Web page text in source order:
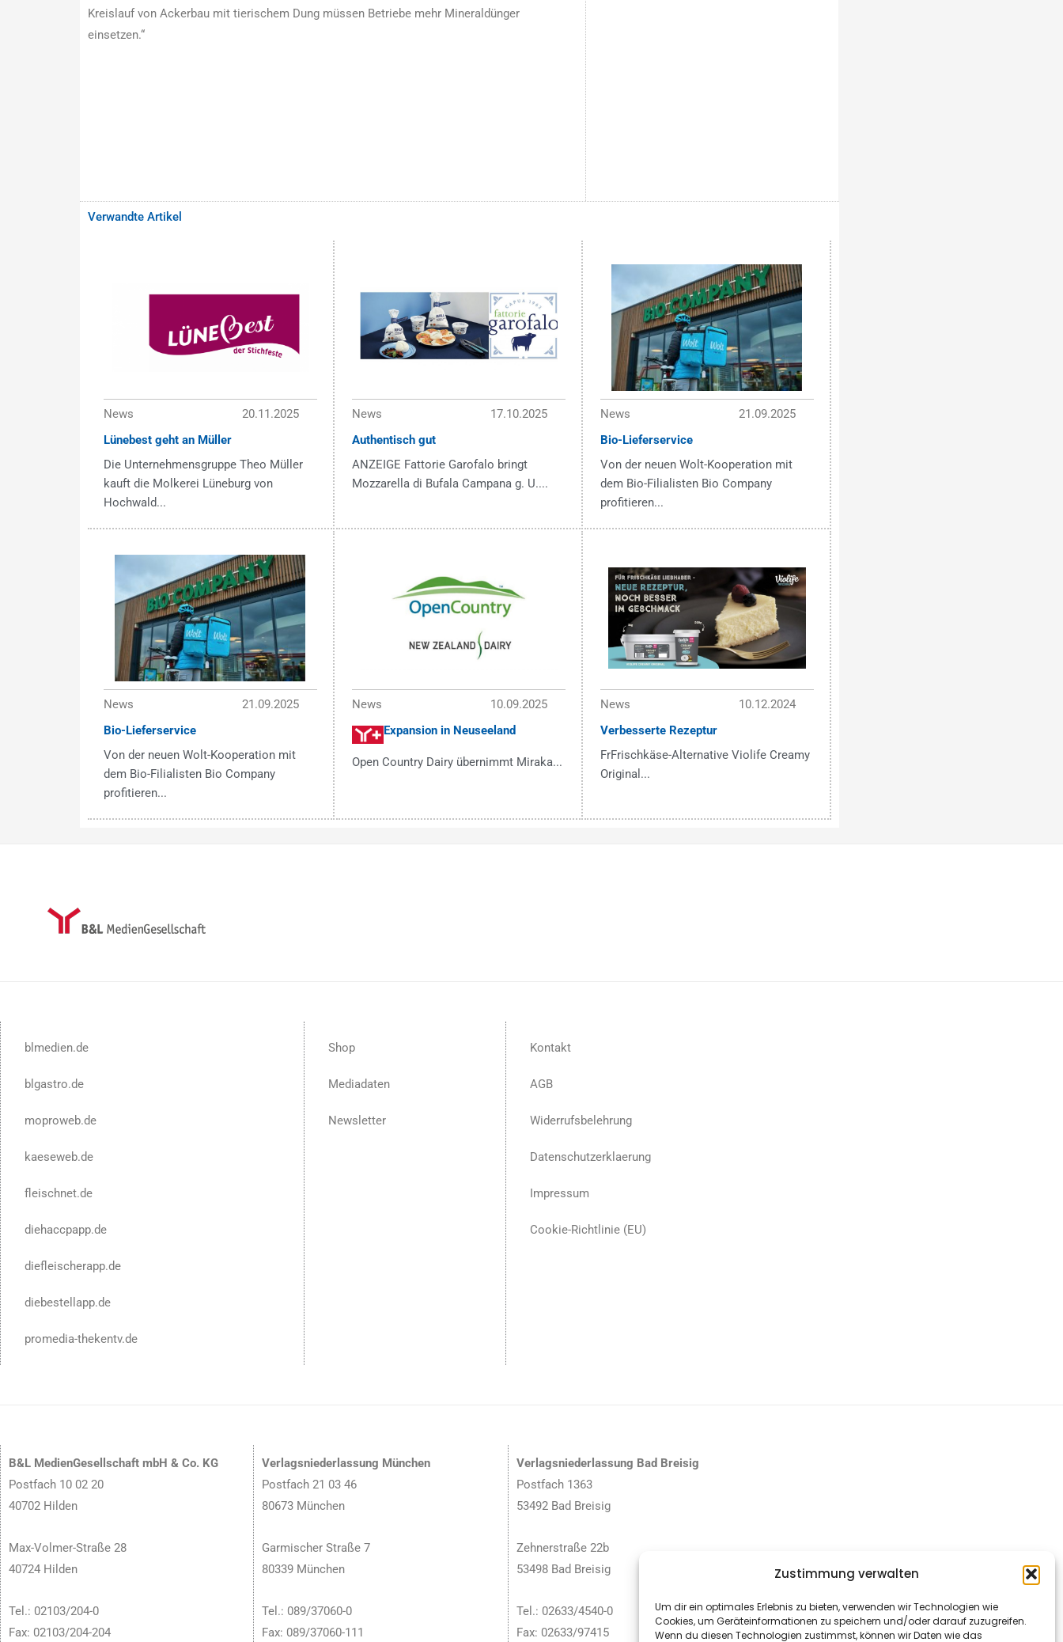
Zustimmung verwalten
Um dir ein optimales Erlebnis zu bieten, verwenden wir Technologien wie
Cookies, um Geräteinformationen zu speichern und/oder darauf zuzugreifen.
Wenn du diesen Technologien zustimmst, können wir Daten wie das
Kreislauf von Ackerbau mit tierischem Dung müssen Betriebe mehr Mineraldünger
einsetzen.“
Verwandte Artikel
News
20.11.2025
Lünebest geht an Müller
Die Unternehmensgruppe Theo Müller
kauft die Molkerei Lüneburg von
Hochwald...
News
17.10.2025
Authentisch gut
ANZEIGE Fattorie Garofalo bringt
Mozzarella di Bufala Campana g. U....
News
21.09.2025
Bio-Lieferservice
Von der neuen Wolt-Kooperation mit
dem Bio-Filialisten Bio Company
profitieren...
News
21.09.2025
Bio-Lieferservice
Von der neuen Wolt-Kooperation mit
dem Bio-Filialisten Bio Company
profitieren...
News
10.09.2025
Expansion in Neuseeland
Open Country Dairy übernimmt Miraka...
News
10.12.2024
Verbesserte Rezeptur
FrFrischkäse-Alternative Violife Creamy
Original...
blmedien.de
blgastro.de
moproweb.de
kaeseweb.de
fleischnet.de
diehaccpapp.de
diefleischerapp.de
diebestellapp.de
promedia-thekentv.de
Shop
Mediadaten
Newsletter
Kontakt
AGB
Widerrufsbelehrung
Datenschutzerklaerung
Impressum
Cookie-Richtlinie (EU)
B&L MedienGesellschaft mbH & Co. KG
Postfach 10 02 20
40702 Hilden
Max-Volmer-Straße 28
40724 Hilden
Tel.: 02103/204-0
Fax: 02103/204-204
Verlagsniederlassung München
Postfach 21 03 46
80673 München
Garmischer Straße 7
80339 München
Tel.: 089/37060-0
Fax: 089/37060-111
Verlagsniederlassung Bad Breisig
Postfach 1363
53492 Bad Breisig
Zehnerstraße 22b
53498 Bad Breisig
Tel.: 02633/4540-0
Fax: 02633/97415